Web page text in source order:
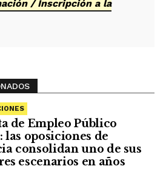
/ Inscripción a la
de Empleo Público
las oposiciones de
consolidan uno de sus
escenarios en años